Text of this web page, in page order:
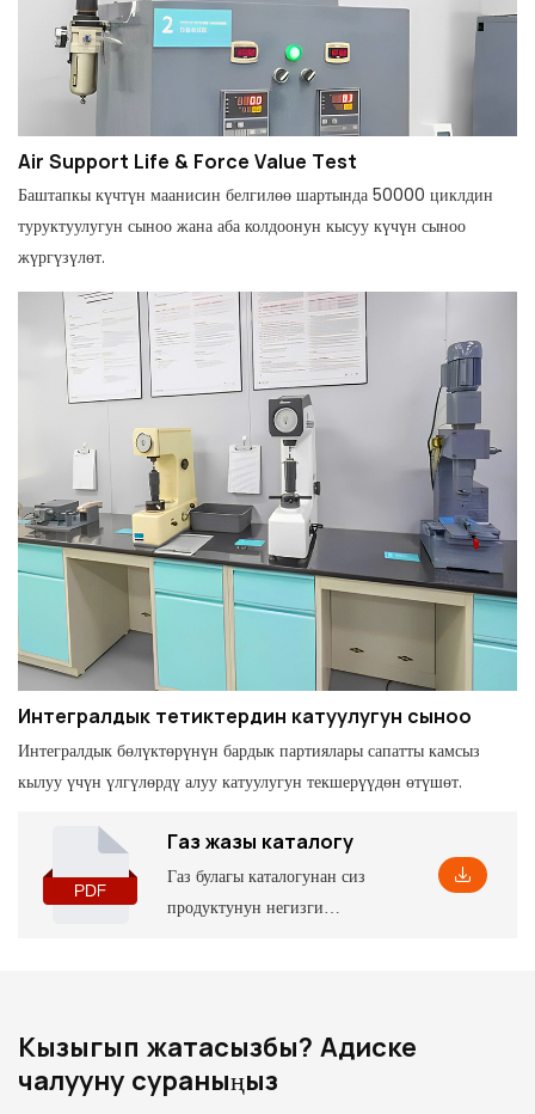
Air Support Life & Force Value Test
Баштапкы күчтүн маанисин белгилөө шартында 50000 циклдин
туруктуулугун сыноо жана аба колдоонун кысуу күчүн сыноо
жүргүзүлөт.
Интегралдык тетиктердин катуулугун сыноо
Интегралдык бөлүктөрүнүн бардык партиялары сапатты камсыз
кылуу үчүн үлгүлөрдү алуу катуулугун текшерүүдөн өтүшөт.
Газ жазы каталогу
Газ булагы каталогунан сиз
продуктунун негизги
орнотуунун тиешелүү
өлчөмдөрү, аны терең
түшүнүүгө жардам берет
Кызыгып жатасызбы? Адиске
чалууну сураныңыз